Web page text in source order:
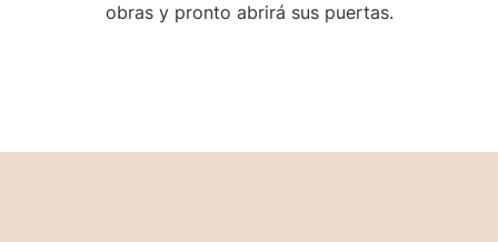
obras y pronto abrirá sus puertas.